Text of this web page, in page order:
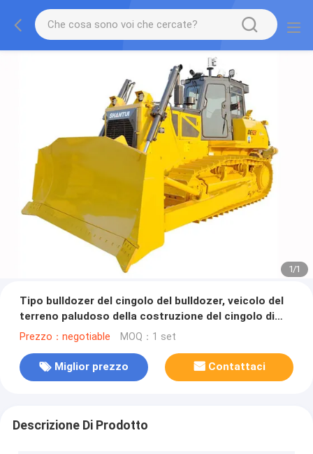
1/1
Tipo bulldozer del cingolo del bulldozer, veicolo del
terreno paludoso della costruzione del cingolo di
Mechnical
Prezzo：negotiable MOQ：1 set
Miglior prezzo Contattaci
Descrizione Di Prodotto